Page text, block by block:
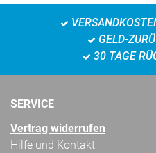
GELD-
30 TAGE
SERVICE
Vertrag widerrufen
Hilfe und Kontakt